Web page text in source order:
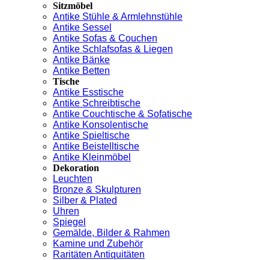
Sitzmöbel
Antike Stühle & Armlehnstühle
Antike Sessel
Antike Sofas & Couchen
Antike Schlafsofas & Liegen
Antike Bänke
Antike Betten
Tische
Antike Esstische
Antike Schreibtische
Antike Couchtische & Sofatische
Antike Konsolentische
Antike Spieltische
Antike Beistelltische
Antike Kleinmöbel
Dekoration
Leuchten
Bronze & Skulpturen
Silber & Plated
Uhren
Spiegel
Gemälde, Bilder & Rahmen
Kamine und Zubehör
Raritäten Antiquitäten